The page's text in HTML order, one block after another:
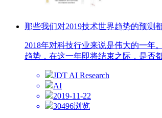
那些我们对2019技术世界趋势的预测
2018年对科技行业来说是伟大的一年
趋势，在这一年即将结束之际，是否
JDT AI Research
AI
2019-11-22
30496浏览